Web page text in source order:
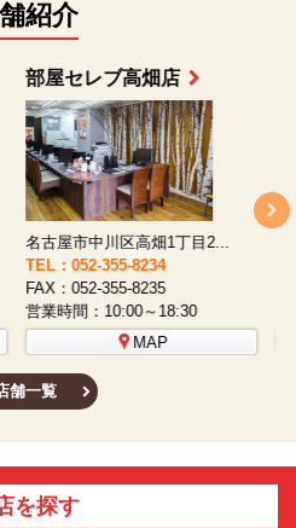
紹介
部屋セレブ中村店
名古屋市中村区太閤通9-1...
TEL：052-481-0853
FAX：052-481-3587
営業時間：10:00～18:30
MAP
舗一覧
を探す